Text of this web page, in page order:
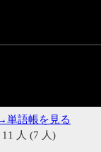
単語帳を見る
人 (7 人)